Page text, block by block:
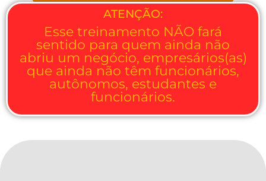
ATENÇÃO:
Esse treinamento NÃO fará
sentido para quem ainda não
abriu um negócio, empresários(as)
que ainda não têm funcionários,
autônomos, estudantes e
funcionários.